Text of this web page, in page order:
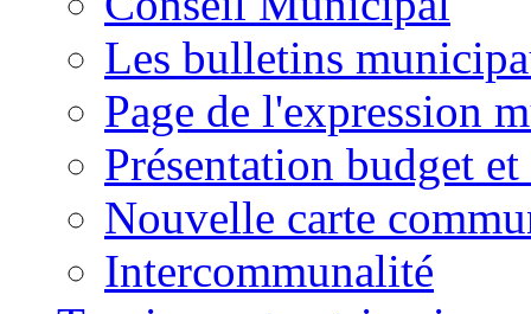
Les bulletins
Page de l'expression
Présentation budget
Nouvelle carte
Intercommunalité